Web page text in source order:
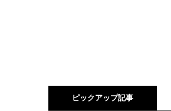
ピックアップ記事